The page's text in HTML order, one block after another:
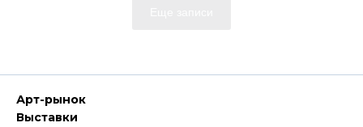
Арт-рынок
Выставки